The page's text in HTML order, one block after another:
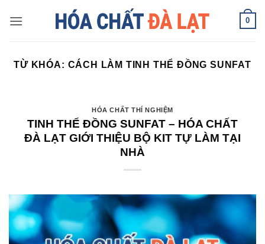
0
TỪ KHÓA: CÁCH LÀM TINH THỂ ĐỒNG SUNFAT
HÓA CHẤT THÍ NGHIỆM
TINH THỂ ĐỒNG SUNFAT – HÓA CHẤT
ĐÀ LẠT GIỚI THIỆU BỘ KIT TỰ LÀM TẠI
NHÀ